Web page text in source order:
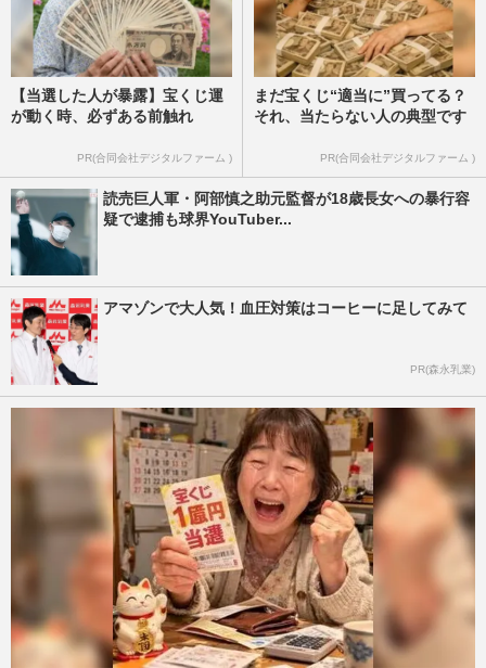
【当選した人が暴露】宝くじ運
が動く時、必ずある前触れ
PR(合同会社デジタルファーム )
まだ宝くじ“適当に”買ってる？
それ、当たらない人の典型です
PR(合同会社デジタルファーム )
読売巨人軍・阿部慎之助元監督が18歳長女への暴行容
疑で逮捕も球界YouTuber...
アマゾンで大人気！血圧対策はコーヒーに足してみて
PR(森永乳業)